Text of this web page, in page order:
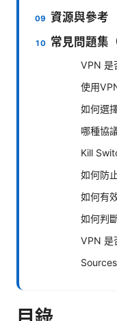
資源與參考
常見問題集
VPN 是
使用
如何選
哪種協
Kill
如何防
如何有
如何判
VPN 是